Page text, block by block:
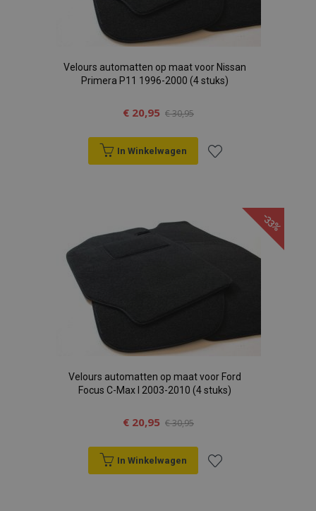
Velours automatten op maat voor Nissan
Primera P11 1996-2000 (4 stuks)
€ 20,95 € 30,95
In Winkelwagen
aan
verlanglijst
-33%
Velours automatten op maat voor Ford
Focus C-Max I 2003-2010 (4 stuks)
€ 20,95 € 30,95
In Winkelwagen